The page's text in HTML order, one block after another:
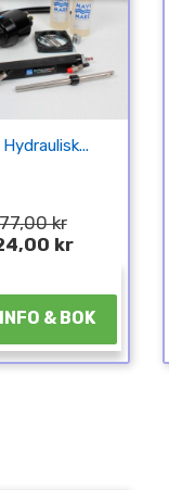
kr
kr
INFO & BOK